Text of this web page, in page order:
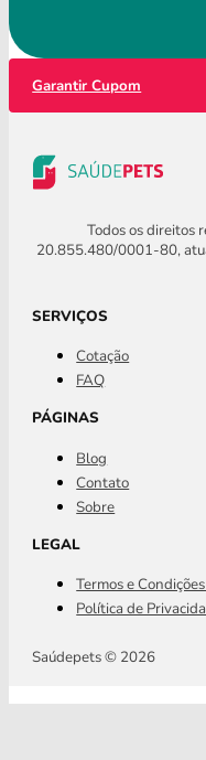
Garantir Cupom
Todos os direitos
20.855.480/0001-80,
SERVIÇOS
Cotação
FAQ
PÁGINAS
Blog
Contato
Sobre
LEGAL
Termos e
Política de
Saúdepets © 2026